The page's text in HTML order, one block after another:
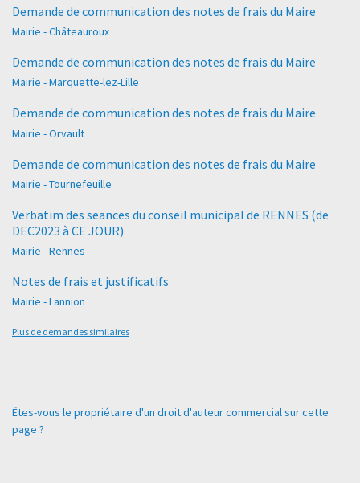
Demande de communication des notes de frais du Maire
Mairie - Châteauroux
Demande de communication des notes de frais du Maire
Mairie - Marquette-lez-Lille
Demande de communication des notes de frais du Maire
Mairie - Orvault
Demande de communication des notes de frais du Maire
Mairie - Tournefeuille
Verbatim des seances du conseil municipal de RENNES (de
DEC2023 à CE JOUR)
Mairie - Rennes
Notes de frais et justificatifs
Mairie - Lannion
Plus de demandes similaires
Êtes-vous le propriétaire d'un droit d'auteur commercial sur cette
page ?